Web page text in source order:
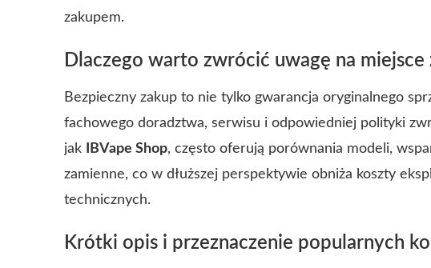
zakupem.
Dlaczego warto zwrócić uwagę na miejsce
Bezpieczny zakup to nie tylko gwarancja oryginalnego
fachowego doradztwa, serwisu i odpowiedniej polityki
jak
IBVape Shop, często oferują porównania modeli,
zamienne, co w dłuższej perspektywie obniża koszty
technicznych.
Krótki opis i przeznaczenie popularnych